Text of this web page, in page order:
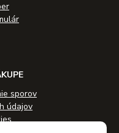
sporov
údajov